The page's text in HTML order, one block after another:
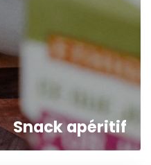
Snack apéritif